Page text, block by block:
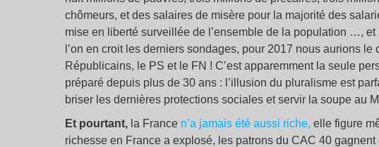
chômeurs, et des salaires de misère pour la majorité des
mise en liberté surveillée de l’ensemble de la population …,
l’on en croit les derniers sondages, pour 2017 nous aurions
Républicains, le PS et le FN ! C’est apparemment la seule
préparé depuis plus de 30 ans : l’illusion du pluralisme est
briser les dernières protections sociales et servir la soupe au
Et pourtant, la France n’a jamais été aussi riche, elle figure
richesse en France a explosé, les patrons du CAC 40